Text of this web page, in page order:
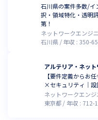
石川県の案件多数/イ
択・領域特化・透明
第！
ネットワークエンジ
石川県
年収 : 350-
アルテリア・ネッ
【要件定義からお
×セキュリティ｜設
ネットワークエンジ
東京都
年収 : 712-